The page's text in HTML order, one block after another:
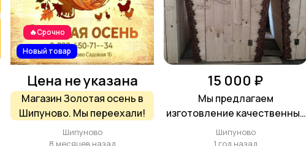
🔥Срочно
Новый товар
Цена не указана
Магазин Золотая осень в
Шипуново. Мы переехали!
Шипуново
8 месяцев назад
15 000 ₽
Мы предлагаем
изготовление качественных
и прочных туалетов из
дерева.
Шипуново
1 год назад